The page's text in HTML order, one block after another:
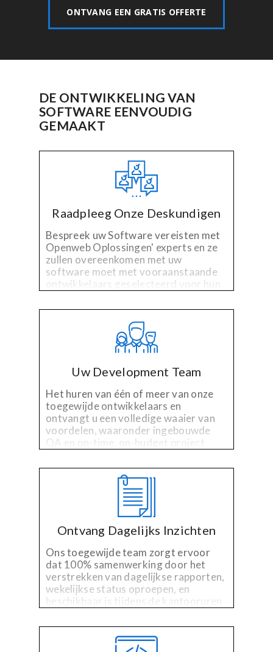
ONTVANG EEN GRATIS OFFERTE
DE ONTWIKKELING VAN
SOFTWARE EENVOUDIG
GEMAAKT
Raadpleeg Onze Deskundigen
Bespreek uw Software vereisten met
Openweb Oplossingen' experts en ze
zullen overeenkomen met uw
software moet met vooraanstaande
ontwikkelaars geselecteerd voor hun
ervaring in de industrie.
Uw Development Team
Het huren van één of meer van onze
toegewijde ontwikkelaars en
ontvangt u een volledige waaier van
voordelen, waaronder ingebouwde
QA en on-time, on-budget project
Ontvang Dagelijks Inzichten
Ons toegewijde team zorgt ervoor
dat 100% samenwerking door het
verstrekken van dagelijkse rapporten,
wekelijkse status oproepen, en
beschikbaar is tijdens de kantooruren
problemen.